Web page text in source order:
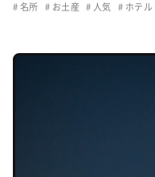
名所 お土産 人気 ホテル